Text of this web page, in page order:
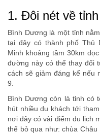
1. Đôi nét về
Bình Dương là một tỉnh
tại đây có thành phố Thủ
Minh khoảng tầm 30km
đường này có thể thay đổi
cách sẽ giảm đáng kể nếu
9.
Bình Dương còn là tỉnh có
hút nhiều du khách tới
nơi đây có vài điểm du lịch
thể bỏ qua như: chùa